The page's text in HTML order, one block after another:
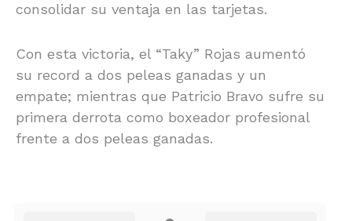
consolidar su ventaja en las tarjetas.
Con esta victoria, el “Taky” Rojas aumentó
su record a dos peleas ganadas y un
empate; mientras que Patricio Bravo sufre su
primera derrota como boxeador profesional
frente a dos peleas ganadas.